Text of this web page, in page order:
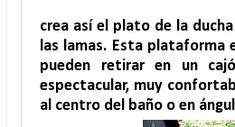
crea así el plato de la
las lamas. Esta plataforma
pueden retirar en un
espectacular, muy
al centro del baño o en